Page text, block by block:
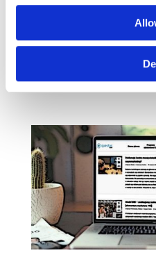
Czas na kolejny
z marketingowych i
tygodniu
Strategy Insider,